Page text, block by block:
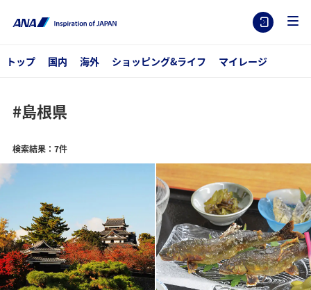
トップ 国内 海外 ショッピング&ライフ マイレージ
#島根県
検索結果：7件